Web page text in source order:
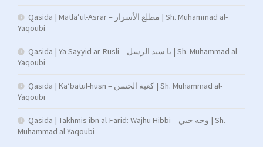
Qasida | Matla’ul-Asrar – مطلع الأسرار | Sh. Muhammad al-
Yaqoubi
Qasida | Ya Sayyid ar-Rusli – يا سيد الرسل | Sh. Muhammad al-
Yaqoubi
Qasida | Ka’batul-husn – كعبة الحسن | Sh. Muhammad al-
Yaqoubi
Qasida | Takhmis ibn al-Farid: Wajhu Hibbi – وجه حبي | Sh.
Muhammad al-Yaqoubi